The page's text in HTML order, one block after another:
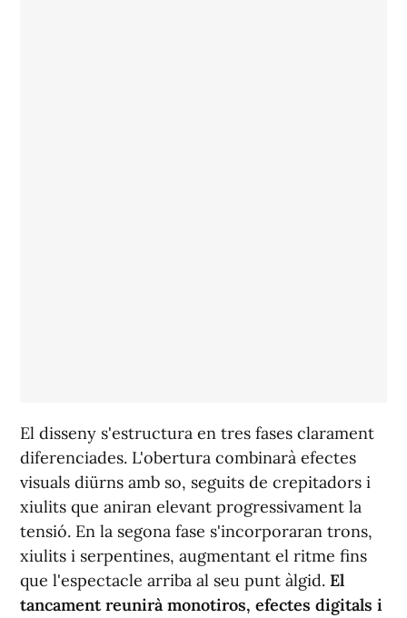
El disseny s'estructura en tres fases clarament
diferenciades. L'obertura combinarà efectes
visuals diürns amb so, seguits de crepitadors i
xiulits que aniran elevant progressivament la
tensió. En la segona fase s'incorporaran trons,
xiulits i serpentines, augmentant el ritme fins
que l'espectacle arriba al seu punt àlgid. El
tancament reunirà monotiros, efectes digitals i